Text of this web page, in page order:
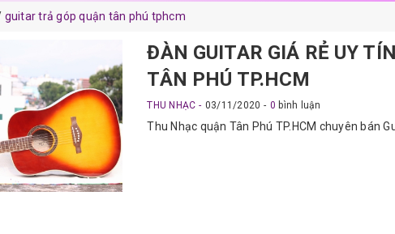
guitar trả góp quận tân phú tphcm
ĐÀN GUITAR GIÁ RẺ UY
TÂN PHÚ TP.HCM
THU NHẠC 03/11/2020 0 bình luận
Thu Nhạc quận Tân Phú TP.HCM chuyên bán